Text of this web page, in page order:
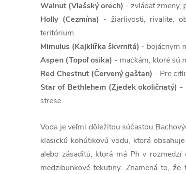
Walnut (Vlašský orech) - zvládať zmeny,
Holly (Cezmína) - žiarlivosti, rivalite,
teritórium.
Mimulus (Kajklířka škvrnitá) - bojácnym
Aspen (Topoľ osika) - mačkám, ktoré sú
Red Chestnut (Červený gaštan) - Pre
Star of Bethlehem (Zjedek okoličnatý) -
strese
Voda je veľmi dôležitou súčasťou
klasickú kohútikovú vodu, ktorá
alebo zásaditú, ktorá má Ph v
medzibunkové tekutiny. Znamená to,